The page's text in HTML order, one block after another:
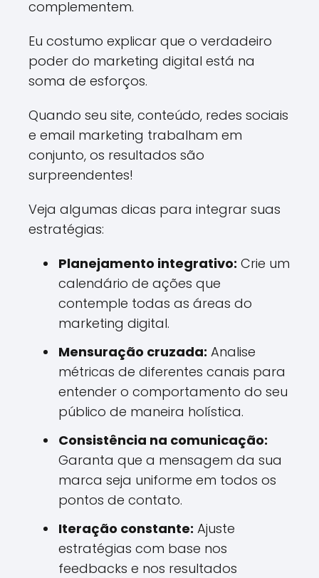
complementem.
Eu costumo explicar que o verdadeiro
poder do marketing digital está na
soma de esforços.
Quando seu site, conteúdo, redes sociais
e email marketing trabalham em
conjunto, os resultados são
surpreendentes!
Veja algumas dicas para integrar suas
estratégias:
Planejamento integrativo: Crie um
calendário de ações que
contemple todas as áreas do
marketing digital.
Mensuração cruzada: Analise
métricas de diferentes canais para
entender o comportamento do seu
público de maneira holística.
Consistência na comunicação:
Garanta que a mensagem da sua
marca seja uniforme em todos os
pontos de contato.
Iteração constante: Ajuste
estratégias com base nos
feedbacks e nos resultados